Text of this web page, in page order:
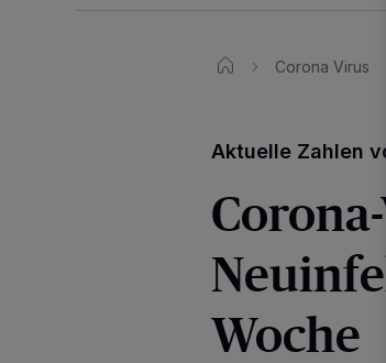
Corona Virus
Aktuelle Zahlen
Woche